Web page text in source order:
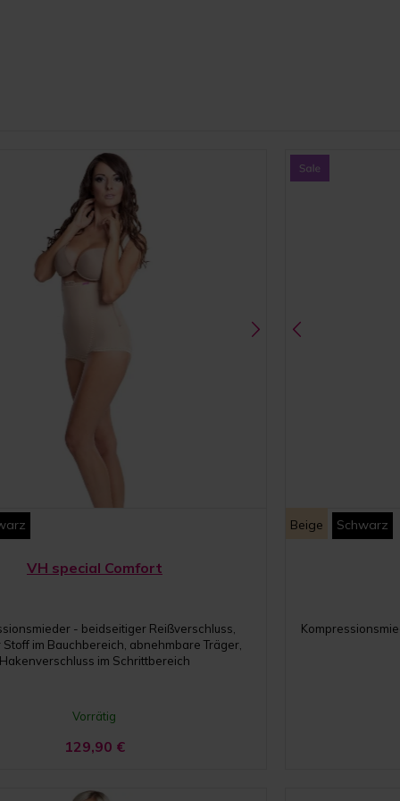
VH special Comfort
- beidseitiger Reißverschluss,
im Bauchbereich, abnehmbare Träger,
im Schrittbereich
Vorrätig
129,90 €
Beige Schwarz